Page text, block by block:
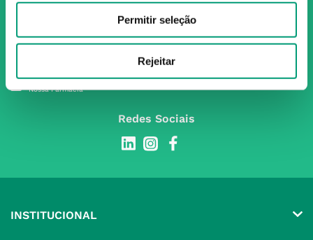
Permitir seleção
Rejeitar
Subscreva para receber ofertas e novidades
exclusivas
Ao confirmar o registo, aceito receber e-mails com notícias e promoções da
Nossa Farmácia
Redes Sociais
INSTITUCIONAL